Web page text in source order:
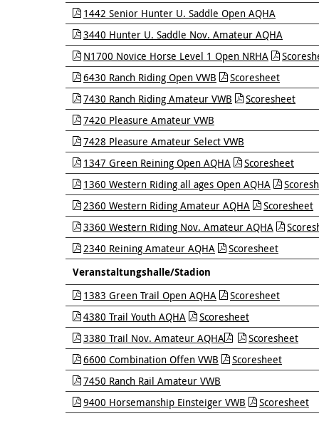
1442 Senior Hunter U. Saddle Open AQHA
3440 Hunter U. Saddle Nov. Amateur AQHA
N1700 Novice Horse Level 1 Open NRHA
6430 Ranch Riding Open VWB
Scoresheet
7430 Ranch Riding Amateur VWB
Scoresheet
7420 Pleasure Amateur VWB
7428 Pleasure Amateur Select VWB
1347 Green Reining Open AQHA
Scoresheet
1360 Western Riding all ages Open AQHA
2360 Western Riding Amateur AQHA
Scoresheet
3360 Western Riding Nov. Amateur AQHA
2340 Reining Amateur AQHA
Scoresheet
Veranstaltungshalle/Stadion
1383 Green Trail Open AQHA
Scoresheet
4380 Trail Youth AQHA
Scoresheet
3380 Trail Nov. Amateur AQHA
Scoresheet
6600 Combination Offen VWB
Scoresheet
7450 Ranch Rail Amateur VWB
9400 Horsemanship Einsteiger VWB
Scoresheet